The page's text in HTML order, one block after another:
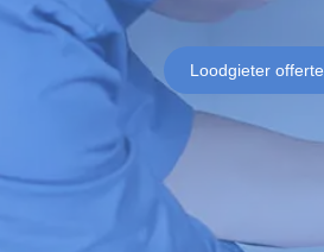
Loodgieter offerte